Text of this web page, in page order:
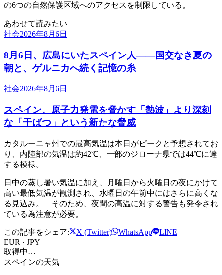
の6つの自然保護区域へのアクセスを制限している。
あわせて読みたい
社会2026年8月6日
8月6日、広島にいたスペイン人――国交なき夏の
朝と、ゲルニカへ続く記憶の糸
社会2026年8月6日
スペイン、原子力発電を脅かす「熱波」より深刻
な「干ばつ」という新たな脅威
カタルーニャ州での最高気温は本日がピークと予想されてお
り、内陸部の気温は約42℃、一部のジローナ県では44℃に達
する模様。
日中の蒸し暑い気温に加え、月曜日から火曜日の夜にかけて
高い最低気温が観測され、水曜日の午前中にはさらに高くな
る見込み。 そのため、夜間の高温に対する警告も発令され
ている為注意が必要。
この記事をシェア: X (Twitter) WhatsApp
LINE
EUR · JPY
取得中…
スペインの天気